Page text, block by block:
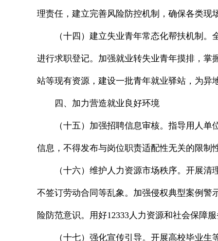
理责任，建立完善风险防控机制，确保各类现
（十四）建立失业青年常态化帮扶机制
进行求职登记。加强就业转失业青年摸排，掌
站等现有资源，建设一批青年就业驿站，为异
四、加力营造就业良好环境
（十五）加强招聘信息审核。指导用人
信息，不得发布与岗位职责适配性无关的限制
（十六）维护人力资源市场秩序。开展
不签订劳动合同等乱象。加强侵权典型案例警
险防范意识。用好12333人力资源和社会保障
（十七）强化宣传引导。开展高校毕业